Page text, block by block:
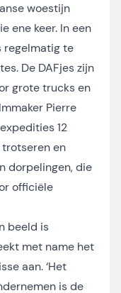
woestijn
ene keer. In een
regelmatig te
De DAFjes zijn
grote trucks en
Pierre
12
en
dorpelingen, die
officiële
beeld is
met name het
aan. ‘Het
is de